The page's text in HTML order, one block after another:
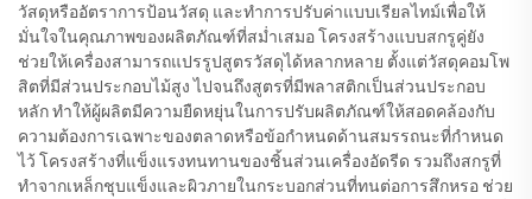
วัสดุหรืออัตราการป้อนวัสดุ และทำการปรับค่าแบบเรียลไทม์เพื่อให้
มั่นใจในคุณภาพของผลิตภัณฑ์ที่สม่ำเสมอ โครงสร้างแบบสกรูคู่ยัง
ช่วยให้เครื่องสามารถแปรรูปสูตรวัสดุได้หลากหลาย ตั้งแต่วัสดุคอมโพ
สิตที่มีส่วนประกอบไม้สูง ไปจนถึงสูตรที่มีพลาสติกเป็นส่วนประกอบ
หลัก ทำให้ผู้ผลิตมีความยืดหยุ่นในการปรับผลิตภัณฑ์ให้สอดคล้องกับ
ความต้องการเฉพาะของตลาดหรือข้อกำหนดด้านสมรรถนะที่กำหนด
ไว้ โครงสร้างที่แข็งแรงทนทานของชิ้นส่วนเครื่องอัดรีด รวมถึงสกรูที่
ทำจากเหล็กชุบแข็งและผิวภายในกระบอกส่วนที่ทนต่อการสึกหรอ ช่วย